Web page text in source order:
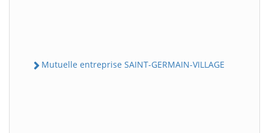
Mutuelle entreprise SAINT-GERMAIN-VILLAGE